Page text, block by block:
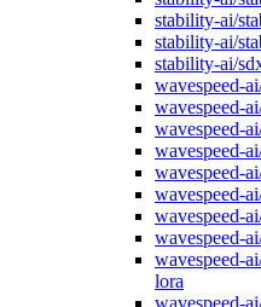
stability-ai/
stability-ai/
stability-ai/
wavespeed-
wavespeed-
wavespeed-
wavespeed-
wavespeed-
wavespeed-
wavespeed-
wavespeed-
wavespeed-
lora
wavespeed-